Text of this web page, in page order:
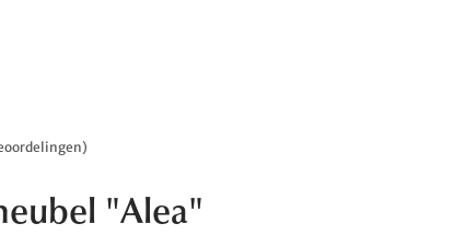
)
"Alea"